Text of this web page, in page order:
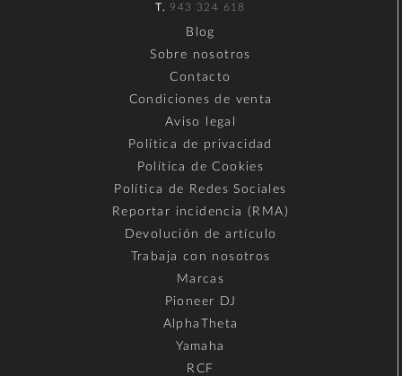
T. 943 324 618
Blog
Sobre nosotros
Contacto
Condiciones de venta
Aviso legal
Política de privacidad
Política de Cookies
Política de Redes Sociales
Reportar incidencia (RMA)
Devolución de artículo
Trabaja con nosotros
Marcas
Pioneer DJ
AlphaTheta
Yamaha
RCF